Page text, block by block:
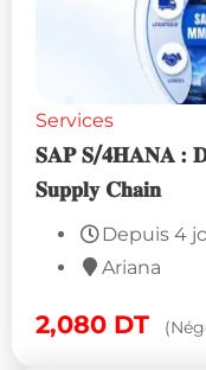
Services
𝐒𝐀𝐏 𝐒/𝟒𝐇𝐀𝐍𝐀 :
𝐒𝐮𝐩𝐩𝐥𝐲 𝐂𝐡𝐚𝐢𝐧
Depuis 4
Ariana
2,080 DT